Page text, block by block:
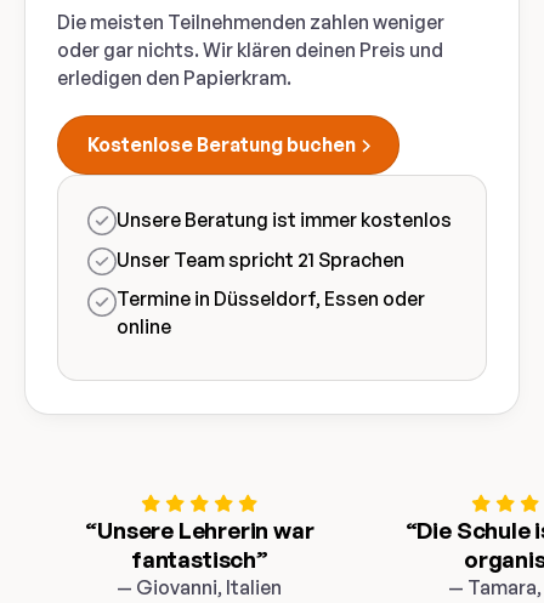
Die meisten Teilnehmenden zahlen weniger
oder gar nichts. Wir klären deinen Preis und
erledigen den Papierkram.
Kostenlose Beratung buchen
Unsere Beratung ist immer kostenlos
Unser Team spricht 21 Sprachen
Termine in Düsseldorf, Essen oder
online
“Unsere Lehrerin war
fantastisch”
— Giovanni, Italien
“Die Schule
—